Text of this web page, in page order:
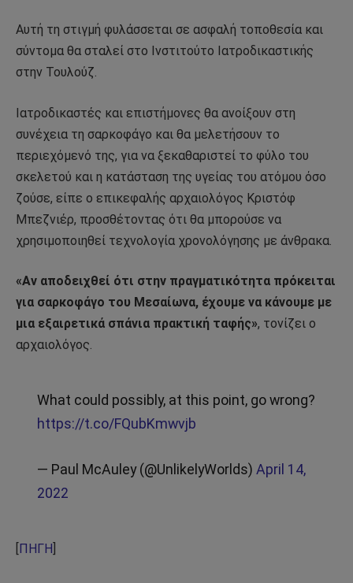
Αυτή τη στιγμή φυλάσσεται σε ασφαλή τοποθεσία και
σύντομα θα σταλεί στο Ινστιτούτο Ιατροδικαστικής
στην Τουλούζ.
Ιατροδικαστές και επιστήμονες θα ανοίξουν στη
συνέχεια τη σαρκοφάγο και θα μελετήσουν το
περιεχόμενό της, για να ξεκαθαριστεί το φύλο του
σκελετού και η κατάσταση της υγείας του ατόμου όσο
ζούσε, είπε ο επικεφαλής αρχαιολόγος Κριστόφ
Μπεζνιέρ, προσθέτοντας ότι θα μπορούσε να
χρησιμοποιηθεί τεχνολογία χρονολόγησης με άνθρακα.
«Αν αποδειχθεί ότι στην πραγματικότητα πρόκειται
για σαρκοφάγο του Μεσαίωνα, έχουμε να κάνουμε με
μια εξαιρετικά σπάνια πρακτική ταφής», τονίζει ο
αρχαιολόγος.
What could possibly, at this point, go wrong?
https://t.co/FQubKmwvjb
— Paul McAuley (@UnlikelyWorlds) April 14,
2022
ΠΗΓΗ